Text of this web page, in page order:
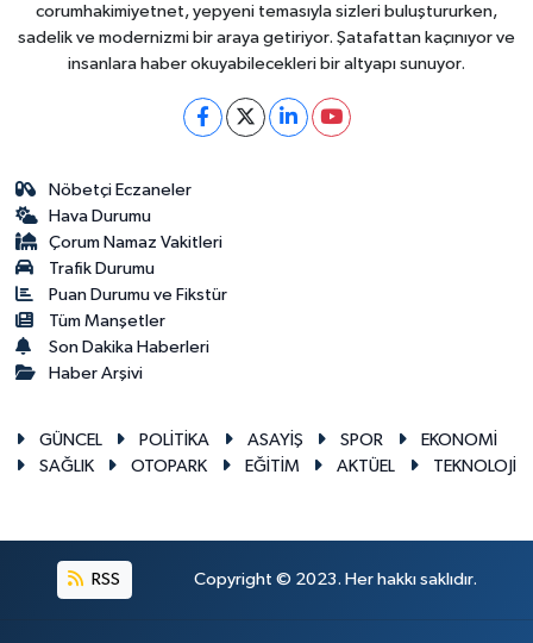
corumhakimiyetnet, yepyeni temasıyla sizleri buluştururken,
sadelik ve modernizmi bir araya getiriyor. Şatafattan kaçınıyor ve
insanlara haber okuyabilecekleri bir altyapı sunuyor.
Nöbetçi Eczaneler
Hava Durumu
Çorum Namaz Vakitleri
Trafik Durumu
Puan Durumu ve Fikstür
Tüm Manşetler
Son Dakika Haberleri
Haber Arşivi
GÜNCEL POLİTİKA ASAYİŞ SPOR
EKONOMİ
SAĞLIK
OTOPARK EĞİTİM AKTÜEL TEKNOLOJİ
RSS Copyright © 2023. Her hakkı saklıdır.